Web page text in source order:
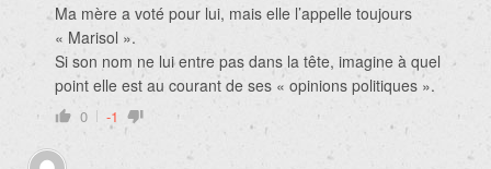
Ma mère a voté pour lui, mais elle l’appelle toujours
« Marisol ».
Si son nom ne lui entre pas dans la tête, imagine à quel
point elle est au courant de ses « opinions politiques ».
0 -1